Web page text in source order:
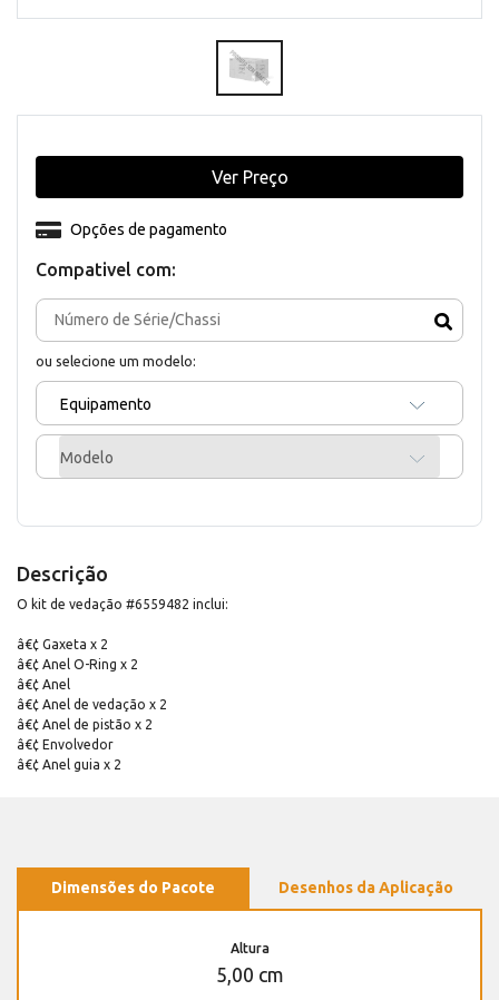
Compativel com:
ou selecione um modelo:
Equipamento
Modelo
Opções de pagamento
Ver Preço
Descrição
O kit de vedação #6559482 inclui:
â€¢ Gaxeta x 2
â€¢ Anel O-Ring x 2
â€¢ Anel
â€¢ Anel de vedação x 2
â€¢ Anel de pistão x 2
â€¢ Envolvedor
â€¢ Anel guia x 2
Dimensões do Pacote Desenhos da Aplicação
Altura
5,00 cm